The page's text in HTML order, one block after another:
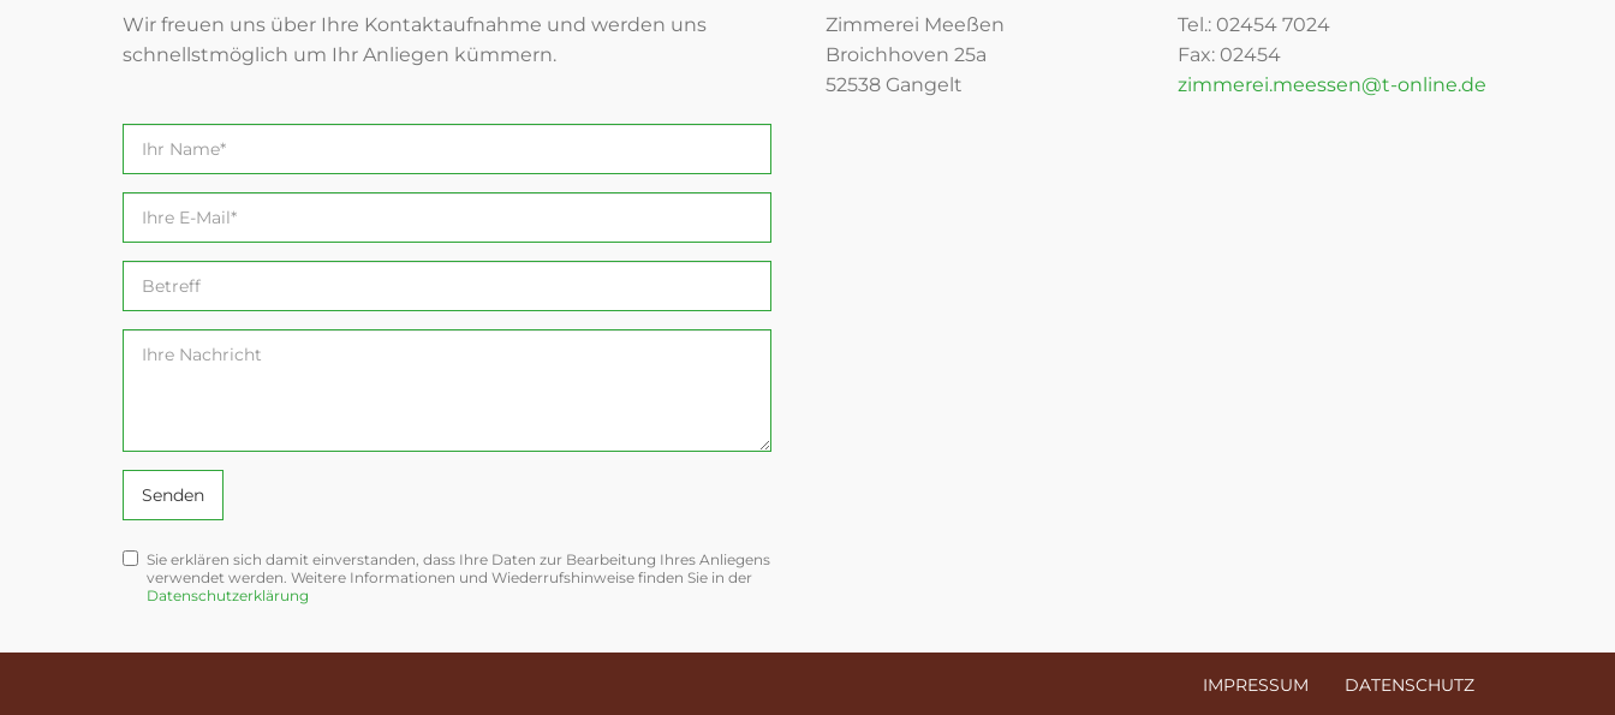
Wir freuen uns über Ihre Kontaktaufnahme und werden uns
schnellstmöglich um Ihr Anliegen kümmern.
Zimmerei Meeßen
Broichhoven 25a
52538 Gangelt
Tel.: 02454 7024
Fax: 02454
zimmerei.meessen@t-online.de
Ihre
Mail*
Ihre
datenschutz
Sie erklären sich damit einverstanden, dass Ihre Daten zur Bearbeitung Ihres Anliegens
verwendet werden. Weitere Informationen und Wiederrufshinweise finden Sie in der
Datenschutzerklärung
IMPRESSUM DATENSCHUTZ